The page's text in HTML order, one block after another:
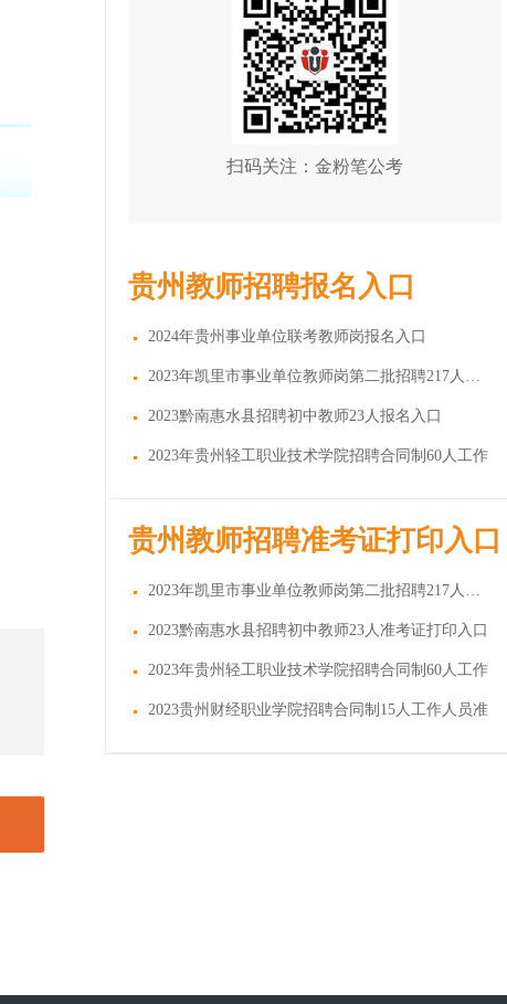
扫码关注：金粉笔公考
贵州教师招聘报名入口
2024年贵州事业单位联考教师岗报名入口
2023年凯里市事业单位教师岗第二批招聘217人报名
2023黔南惠水县招聘初中教师23人报名入口
2023年贵州轻工职业技术学院招聘合同制60人工作
贵州教师招聘准考证打印入口
2023年凯里市事业单位教师岗第二批招聘217人准考
2023黔南惠水县招聘初中教师23人准考证打印入口
2023年贵州轻工职业技术学院招聘合同制60人工作
2023贵州财经职业学院招聘合同制15人工作人员准